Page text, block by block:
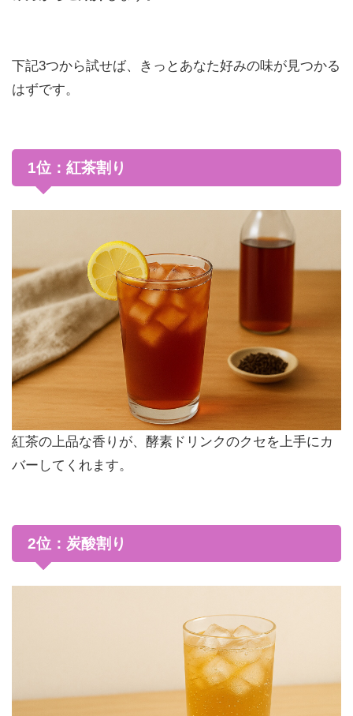
下記3つから試せば、きっとあなた好みの味が見つかる
はずです。
1位：紅茶割り
紅茶の上品な香りが、酵素ドリンクのクセを上手にカ
バーしてくれます。
2位：炭酸割り